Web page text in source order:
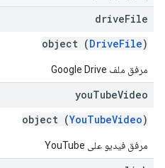
driveFile
object (DriveFile)
مرفق ملف Google Drive
youTubeVideo
object (YouTubeVideo)
مرفق فيديو على YouTube